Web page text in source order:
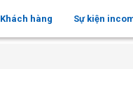
Khách hàng Sự kiện